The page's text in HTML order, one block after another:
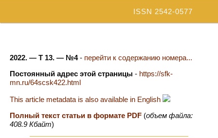
ISSN 2542-0577
2022. — Т 13. — №4- перейти к содержанию номера...
Постоянный адрес этой страницы - https://sfk-
mn.ru/64scsk422.html
This article metadata is also available in English
Полный текст статьи в формате PDF (объем файла:
408.9 Кбайт)